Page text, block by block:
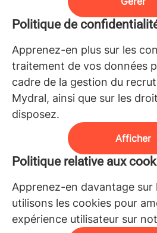
Politique de
Apprenez-en plus sur les
traitement de vos données
cadre de la gestion du
Mydral, ainsi que sur les
disposez.
Afficher
Politique relative aux
Apprenez-en davantage
utilisons les cookies pour
expérience utilisateur sur